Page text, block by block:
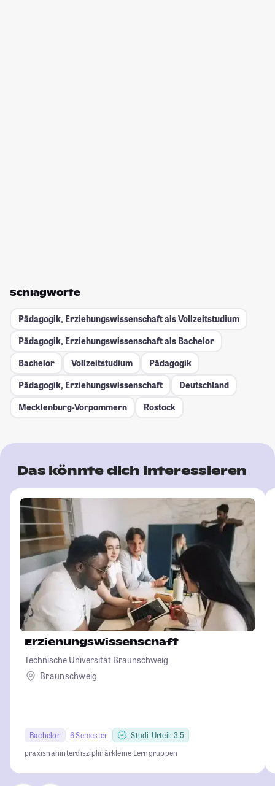
Schlagworte
Pädagogik, Erziehungswissenschaft als Vollzeitstudium
Pädagogik, Erziehungswissenschaft als Bachelor
Bachelor
Vollzeitstudium
Pädagogik
Pädagogik, Erziehungswissenschaft
Deutschland
Mecklenburg-Vorpommern
Rostock
Das könnte dich interessieren
Erziehungswissenschaft
Technische Universität Braunschweig
Braunschweig
Bachelor 6 Semester
Studi-Urteil: 3.5
praxisnahinterdisziplinärkleine Lerngruppen